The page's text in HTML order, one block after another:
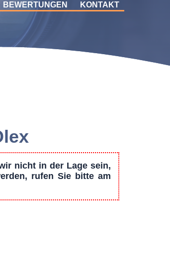
BEWERTUNGEN KONTAKT
nicht in der Lage sein,
rufen Sie bitte am